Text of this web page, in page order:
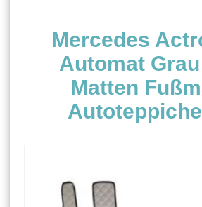
Mercedes
Automat
Matten